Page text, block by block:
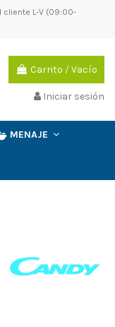
cliente L-V (09:00-
Carrito /Vacío
Iniciar sesión
MENAJE